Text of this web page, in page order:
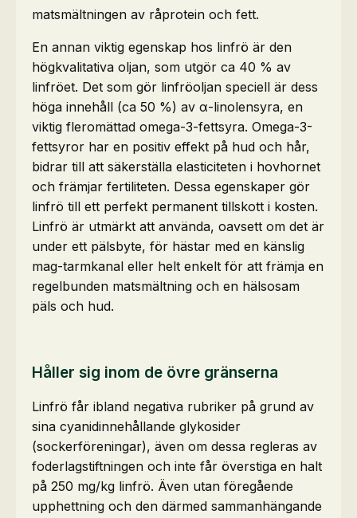
matsmältningen av råprotein och fett.
En annan viktig egenskap hos linfrö är den
högkvalitativa oljan, som utgör ca 40 % av
linfröet. Det som gör linfröoljan speciell är dess
höga innehåll (ca 50 %) av α-linolensyra, en
viktig fleromättad omega-3-fettsyra. Omega-3-
fettsyror har en positiv effekt på hud och hår,
bidrar till att säkerställa elasticiteten i hovhornet
och främjar fertiliteten. Dessa egenskaper gör
linfrö till ett perfekt permanent tillskott i kosten.
Linfrö är utmärkt att använda, oavsett om det är
under ett pälsbyte, för hästar med en känslig
mag-tarmkanal eller helt enkelt för att främja en
regelbunden matsmältning och en hälsosam
päls och hud.
Håller sig inom de övre gränserna
Linfrö får ibland negativa rubriker på grund av
sina cyanidinnehållande glykosider
(sockerföreningar), även om dessa regleras av
foderlagstiftningen och inte får överstiga en halt
på 250 mg/kg linfrö. Även utan föregående
upphettning och den därmed sammanhängande